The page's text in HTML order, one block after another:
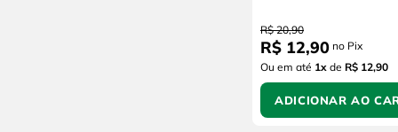
R$ 20,90
R$ 12,90 no Pix
Ou em até 1x de R$ 12,90
ADICIONAR AO